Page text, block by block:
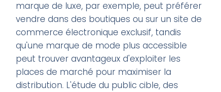
marque de luxe, par exemple, peut préférer
vendre dans des boutiques ou sur un site de
commerce électronique exclusif, tandis
qu'une marque de mode plus accessible
peut trouver avantageux d'exploiter les
places de marché pour maximiser la
distribution. L'étude du public cible, des